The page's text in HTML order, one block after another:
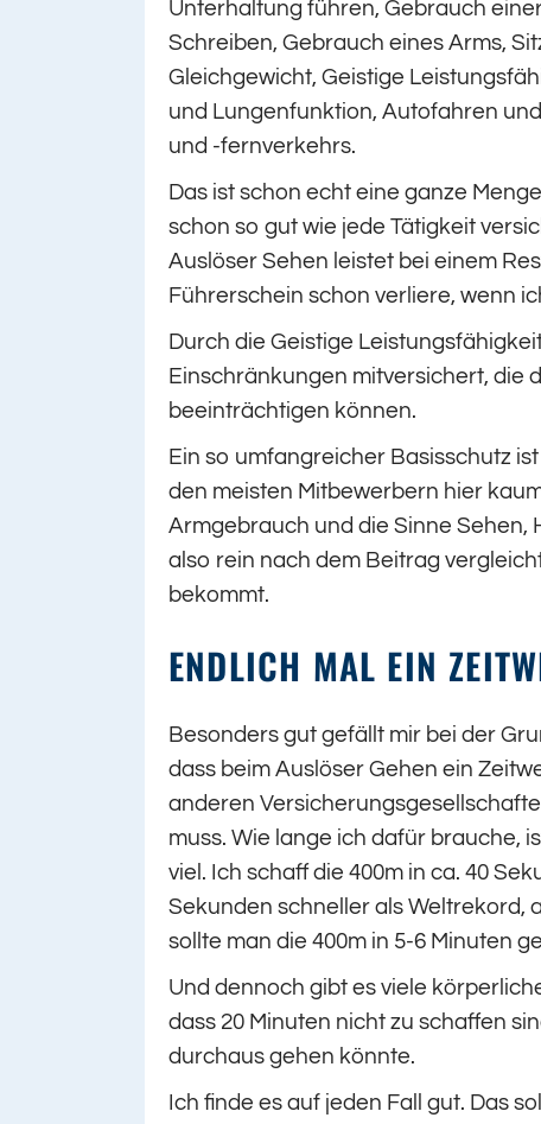
Unterhaltung führen, Gebrauch
Schreiben, Gebrauch eines Arms,
Gleichgewicht, Geistige
und Lungenfunktion, Autofahren
und -fernverkehrs.
Das ist schon echt eine ganze
schon so gut wie jede Tätigkeit
Auslöser Sehen leistet bei einem
Führerschein schon verliere, wenn
Durch die Geistige
Einschränkungen mitversichert, die
beeinträchtigen können.
Ein so umfangreicher Basisschutz
den meisten Mitbewerbern hier
Armgebrauch und die Sinne Sehen,
also rein nach dem Beitrag
bekommt.
ENDLICH MAL EIN
Besonders gut gefällt mir bei der
dass beim Auslöser Gehen ein
anderen
muss. Wie lange ich dafür brauche,
viel. Ich schaff die 400m in ca. 40
Sekunden schneller als Weltrekord,
sollte man die 400m in 5-6 Minuten
Und dennoch gibt es viele
dass 20 Minuten nicht zu schaffen
durchaus gehen könnte.
Ich finde es auf jeden Fall gut. Das